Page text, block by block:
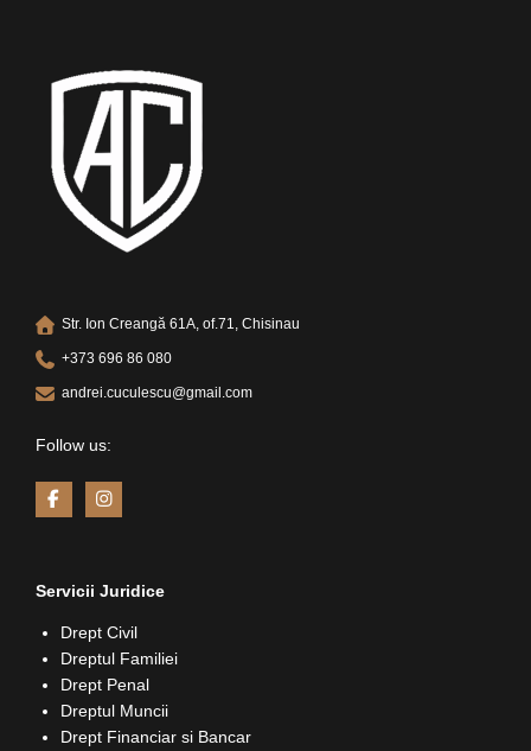
Str. Ion Creangă 61A, of.71, Chisinau
+373 696 86 080
andrei.cuculescu@gmail.com
Follow us:
Servicii Juridice
Drept Civil
Dreptul Familiei
Drept Penal
Dreptul Muncii
Drept Financiar si Bancar